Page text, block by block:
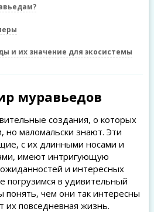
и их значение для экосистемы
муравьедов
создания, о которых
но маломальски знают. Эти
с их длинными носами и
имеют интригующую
и интересных
погрузимся в удивительный
понять, чем они так интересны
их повседневная жизнь.